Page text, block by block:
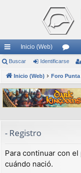
nl
ac
es
rá
pi
do
s
Inicio (Web)
or
os
Buscar Identificarse
Inicio (Web) Foro Punta
- Registro
Para continuar con
cuándo nació.